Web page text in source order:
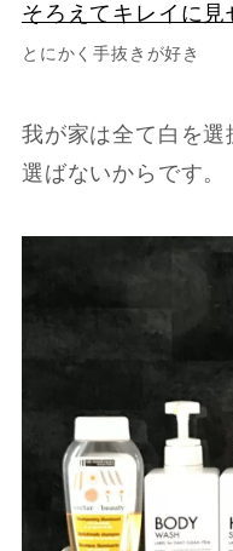
そろえてキレイに見
とにかく手抜きが好き
我が家は全て白を
選ばないからです。